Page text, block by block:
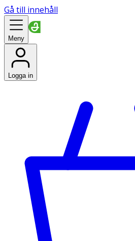
Gå till innehåll
Meny
Logga in